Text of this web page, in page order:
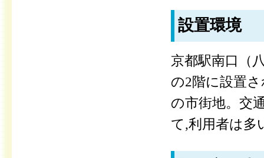
設置環境
京都駅南口（
の2階に設置
の市街地。交
て,利用者は多